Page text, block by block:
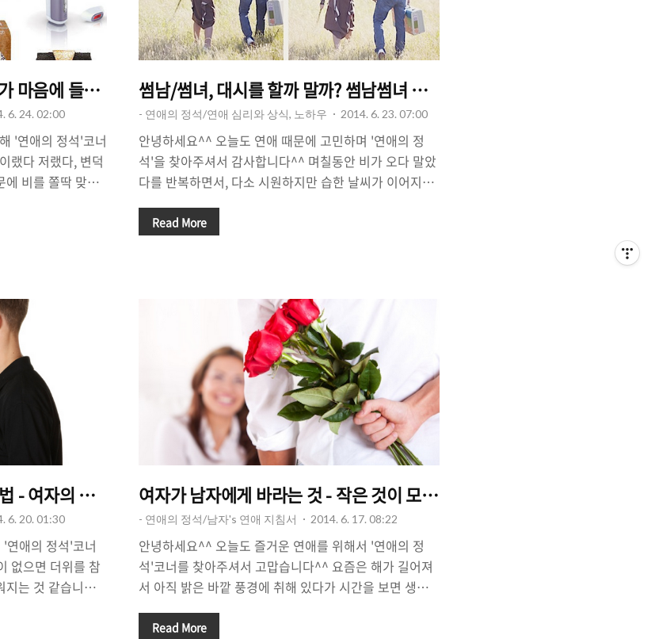
마음에 들어할까? - 선물에 관한 조언
6. 24. 02:00
'연애의 정석'코너
랬다 저랬다, 변덕
에 비를 쫄딱 맞고
스타일인가요?
고민이라고 할
해볼까 합니다.
연 이걸로 감동을
고, 좋으면 다 되
썸남/썸녀, 대시를 할까 말까? 썸남썸녀 구분법 - 떠보기 방법.
- 연애의 정석/연애 심리와 상식, 노하우 2014. 6. 23. 07:00
안녕하세요^^ 오늘도 연애 때문에 고민하며 '연애의 정
석'을 찾아주셔서 감사합니다^^ 며칠동안 비가 오다 말았
다를 반복하면서, 다소 시원하지만 습한 날씨가 이어지고
기 싫어지는 그런 날씨가 계속되고 있지만, 우리의 연애는
게 있을까요?^^ 오늘은 '썸남/썸녀'에 대한 아주 기본적인
이야기를 해 볼까합니다. '내가 그녀에게 대시를 해도 될
까?', '이게 썸일까? 아니면 그냥 친절일까?'라는 고민을
하게되는 경우가 가끔 있는데요, 그녀와 내가 썸타는 중인
지 아닌지를 아는 것도 '연..
Read More
- 여자의 마음을 사로잡는 가장 저렴한 방법
6. 20. 01:30
연애의 정석'코너
없으면 더위를 참
는 것 같습니다.
, 소개팅 후 애프
여자가 남자에게 바라는 것 - 작은 것이 모여 큰 사랑이 된다.
- 연애의 정석/남자's 연애 지침서 2014. 6. 17. 08:22
안녕하세요^^ 오늘도 즐거운 연애를 위해서 '연애의 정
석'코너를 찾아주셔서 고맙습니다^^ 요즘은 해가 길어져
서 아직 밝은 바깥 풍경에 취해 있다가 시간을 보면 생각
둠이 깔리고 공원 근처를 산책하다보면, 비교적 늦은 시간
Read More